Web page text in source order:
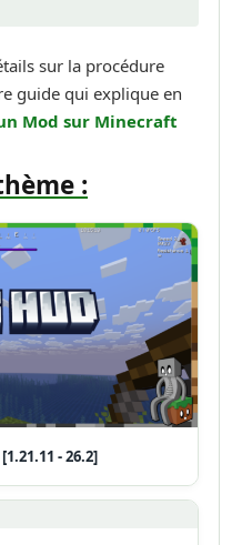
sur la procédure
guide qui explique en
Mod sur Minecraft
:
- 26.2]